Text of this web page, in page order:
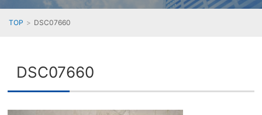
TOP DSC07660
DSC07660